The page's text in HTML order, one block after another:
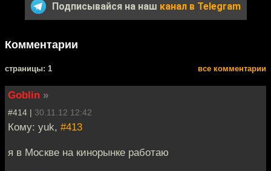
Подписывайся на наш канал в Telegram
Комментарии
cтраницы: 1 все комментарии
Goblin »
#414 | 30.11.12 12:42
Кому: yuk, #413
я в Москве на кинорынке работаю